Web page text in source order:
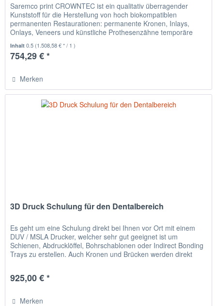
Saremco print CROWNTEC ist ein qualitativ überragender
Kunststoff für die Herstellung von hoch biokompatiblen
permanenten Restaurationen: permanente Kronen, Inlays,
Onlays, Veneers und künstliche Prothesenzähne temporäre
Inhalt0.5 (1.508,58 € * / 1 )
754,29 € *
Merken
3D Druck Schulung für den Dentalbereich
Es geht um eine Schulung direkt bei Ihnen vor Ort mit einem
DUV / MSLA Drucker, welcher sehr gut geeignet ist um
Schienen, Abdrucklöffel, Bohrschablonen oder Indirect Bonding
Trays zu erstellen. Auch Kronen und Brücken werden direkt
925,00 € *
Merken